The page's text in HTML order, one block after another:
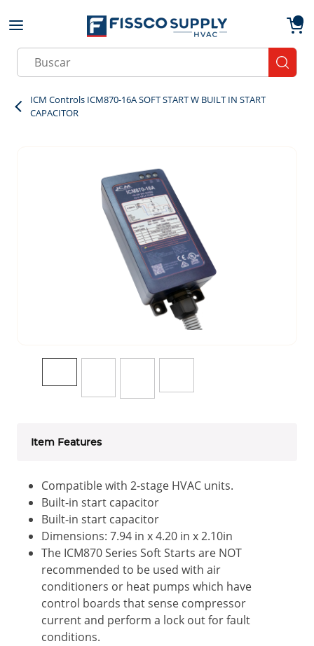
Skip to main content
Site Search
ICM Controls ICM870-16A SOFT START W BUILT IN START
CAPACITOR
Item Features
Compatible with 2-stage HVAC units.
Built-in start capacitor
Built-in start capacitor
Dimensions: 7.94 in x 4.20 in x 2.10in
The ICM870 Series Soft Starts are NOT
recommended to be used with air
conditioners or heat pumps which have
control boards that sense compressor
current and perform a lock out for fault
conditions.